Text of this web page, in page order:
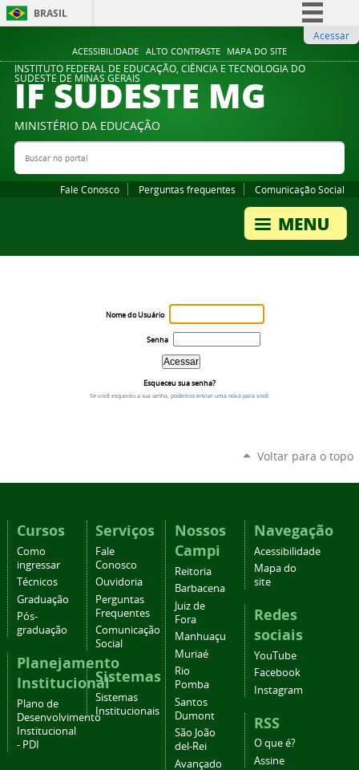
ACESSIBILIDADE ALTO CONTRASTE MAPA DO SITE
BRASIL
Comunica BR
Participe
Legislação
Acessar
INSTITUTO FEDERAL DE EDUCAÇÃO, CIÊNCIA E TECNOLOGIA DO
SUDESTE DE MINAS GERAIS
IF SUDESTE MG
MINISTÉRIO DA EDUCAÇÃO
Buscar no portal
Fale Conosco Perguntas frequentes Comunicação Social
Nome do Usuário
Senha
Esqueceu sua senha?
Se você esqueceu a sua senha, podemos enviar uma nova para você.
Voltar para o topo
Cursos
Como
ingressar
Técnicos
Graduação
Pós-
graduação
Planejamento
Institucional
Plano de
Desenvolvimento
Institucional
- PDI
Serviços
Fale
Conosco
Ouvidoria
Perguntas
Frequentes
Comunicação
Social
Sistemas
Sistemas
Institucionais
Nossos
Campi
Reitoria
Barbacena
Juiz de
Fora
Manhuaçu
Muriaé
Rio
Pomba
Santos
Dumont
São João
del-Rei
Avançado
Navegação
Acessibilidade
Mapa do
site
Redes
sociais
YouTube
Facebook
Instagram
RSS
O que é?
Assine